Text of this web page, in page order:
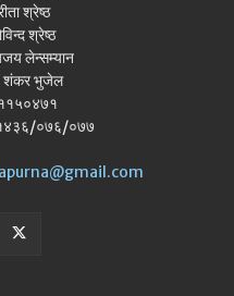
श्रेष्ठ
श्रेष्ठ
लेन्सम्यान
शंकर भुजेल
१४३६/०७६/०७७